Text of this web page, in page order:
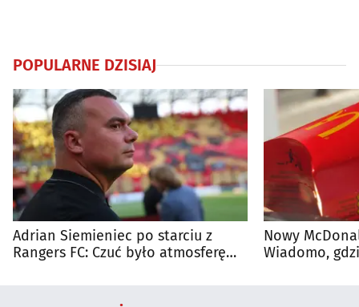
POPULARNE DZISIAJ
Adrian Siemieniec po starciu z
Rangers FC: Czuć było atmosferę
Nowy
Wiadomo,